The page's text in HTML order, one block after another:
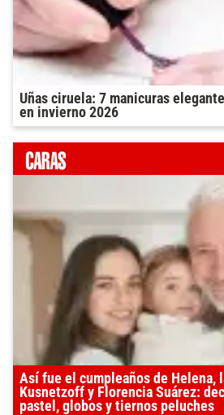
Uñas ciruela: 7 manicuras
en invierno 2026
Así fue el cumpleaños de Helena,
Kusnetzoff y Florencia Suárez:
pastel, globos y tiernos peluches